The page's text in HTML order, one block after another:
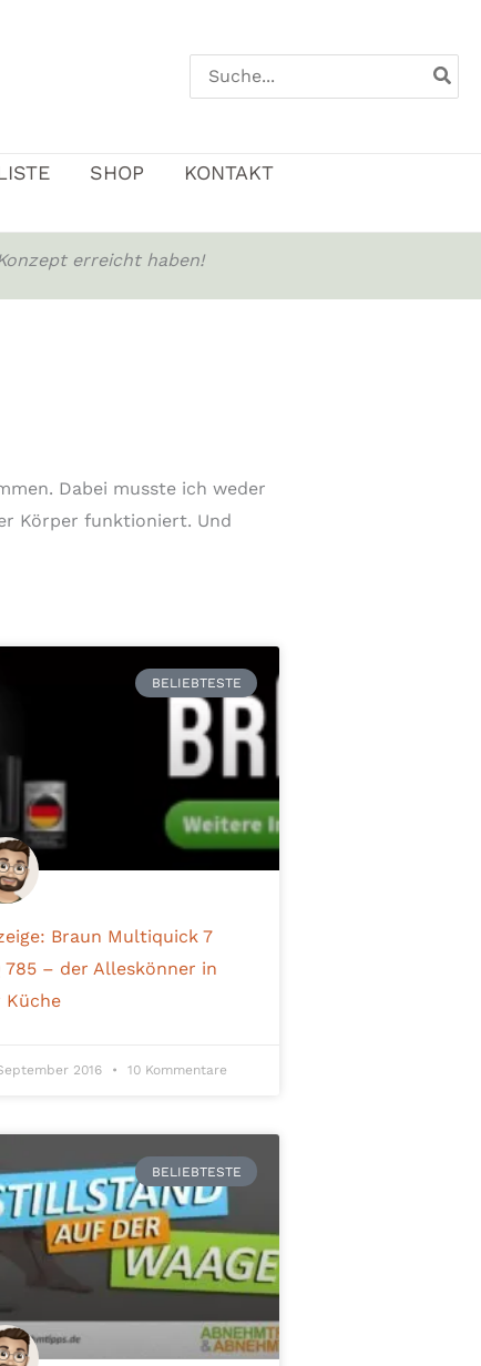
Search
for:
SHOP KONTAKT
erreicht haben!
Dabei musste ich weder
Körper funktioniert. Und
BELIEBTESTE
Braun Multiquick 7
785 – der Alleskönner in
Küche
2016 10 Kommentare
BELIEBTESTE